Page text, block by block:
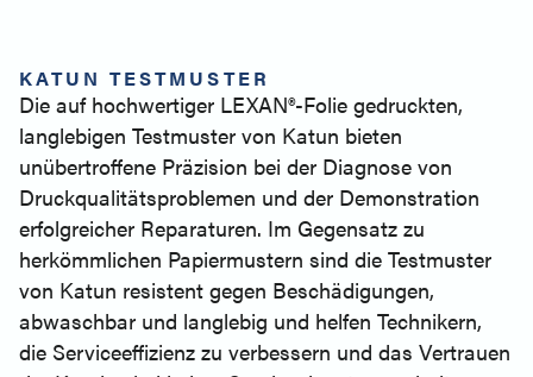
KATUN TESTMUSTER
Die auf hochwertiger LEXAN®-Folie gedruckten,
langlebigen Testmuster von Katun bieten
unübertroffene Präzision bei der Diagnose von
Druckqualitätsproblemen und der Demonstration
erfolgreicher Reparaturen. Im Gegensatz zu
herkömmlichen Papiermustern sind die Testmuster
von Katun resistent gegen Beschädigungen,
abwaschbar und langlebig und helfen Technikern,
die Serviceeffizienz zu verbessern und das Vertrauen